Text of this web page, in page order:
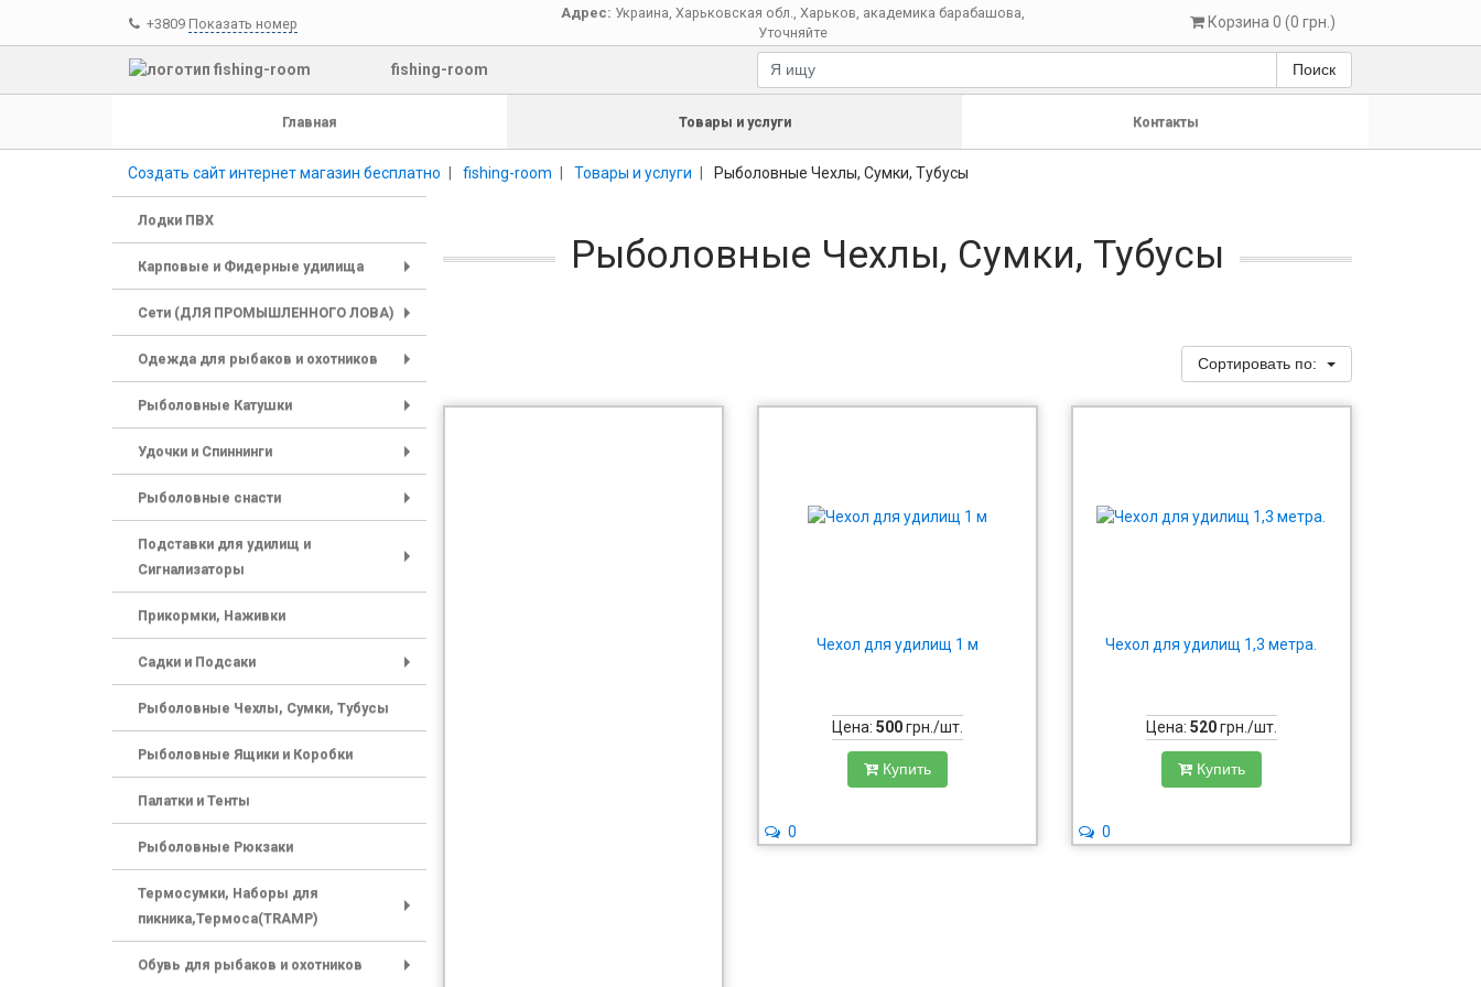
+3809 Показать номер
Адрес: Украина Харьковская обл. Харьков академика барабашова,
Уточняйте
Корзина 0 (0 грн.)
fishing-room Поиск
Главная Товары и услуги Контакты
Создать сайт интернет магазин бесплатно fishing-room Товары и услуги Рыболовные Чехлы, Сумки, Тубусы
Лодки ПВХ
Карповые и Фидерные удилища
Сети (ДЛЯ ПРОМЫШЛЕННОГО ЛОВА)
Одежда для рыбаков и охотников
Рыболовные Катушки
Удочки и Спиннинги
Рыболовные снасти
Подставки для удилищ и
Сигнализаторы
Прикормки, Наживки
Садки и Подсаки
Рыболовные Чехлы, Сумки, Тубусы
Рыболовные Ящики и Коробки
Палатки и Тенты
Рыболовные Рюкзаки
Термосумки, Наборы для
пикника,Термоса(TRAMP)
Обувь для рыбаков и охотников
Рыболовные Чехлы, Сумки, Тубусы
Сортировать по:
Чехол для удилищ 1 м
Цена: 500грн./шт.
Купить
0
Чехол для удилищ 1,3 метра.
Цена: 520грн./шт.
Купить
0